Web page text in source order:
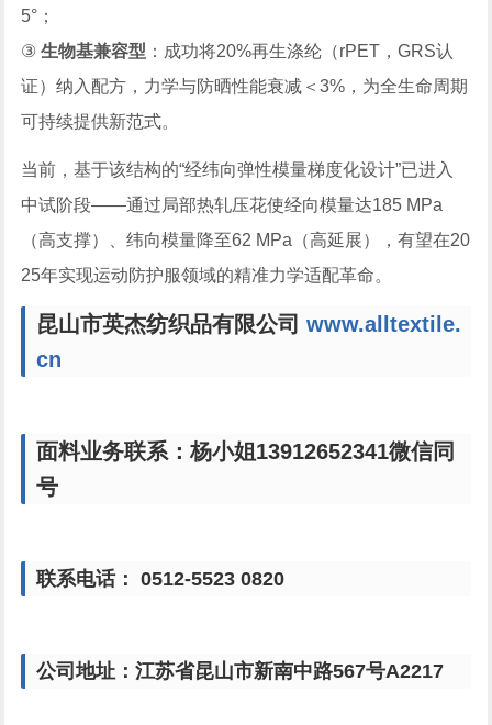
5°；
③生物基兼容型 ：成功将20%再生涤纶（rPET，GRS认
证）纳入配方，力学与防晒性能衰减＜3%，为全生命周期
可持续提供新范式。
当前，基于该结构的“经纬向弹性模量梯度化设计”已进入
中试阶段——通过局部热轧压花使经向模量达185 MPa
（高支撑）、纬向模量降至62 MPa（高延展），有望在20
25年实现运动防护服领域的精准力学适配革命。
昆山市英杰纺织品有限公司www.alltextile.
cn
面料业务联系：杨小姐13912652341微信同
号
联系电话： 0512-5523 0820
公司地址：江苏省昆山市新南中路567号A2217